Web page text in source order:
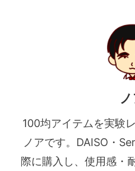
100均アイテムを実験
ノアです。DAISO・
際に購入し、使用感・